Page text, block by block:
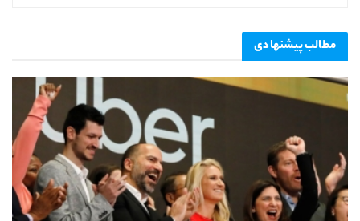
مطالبپیشنهادی